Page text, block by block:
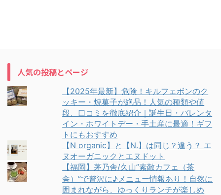
人気の投稿とページ
【2025年最新】危険！キルフェボンのク
ッキー・焼菓子が絶品！人気の種類や値
段、口コミを徹底紹介｜誕生日・バレンタ
イン・ホワイトデー・手土産に最適！ギフ
トにもおすすめ
【N organic】と【N.】は同じ？違う？ エ
ヌオーガニックとエヌドット
【福岡】茅乃舎/久山”素敵カフェ（茶
舎）”で贅沢に♪メニュー情報あり！自然に
囲まれながら、ゆっくりランチが楽しめ